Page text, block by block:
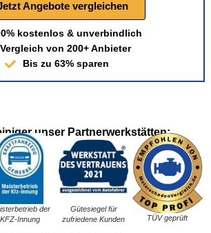
Angebote vergleichen
kostenlos & unverbindlich
Vergleich von 200+ Anbieter
Bis zu 63% sparen
unser Partnerwerkstätten:
der
KFZ-Innung
Gütesiegel für
zufriedene Kunden
TÜV geprüft